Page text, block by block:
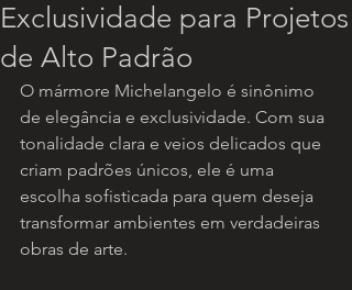
Exclusividade para Projetos
de Alto Padrão
O mármore Michelangelo é sinônimo
de elegância e exclusividade. Com sua
tonalidade clara e veios delicados que
criam padrões únicos, ele é uma
escolha sofisticada para quem deseja
transformar ambientes em verdadeiras
obras de arte.